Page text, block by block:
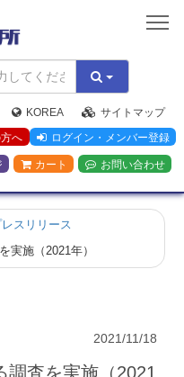
KOREA
サイトマップ
へ
ログイン・メンバー登録
カート お問い合わせ
レスリリース
実施（2021年）
2021/11/18
調査を実施（2021